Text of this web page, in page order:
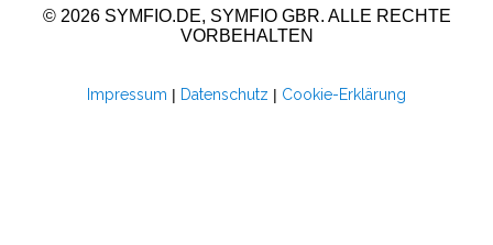
© 2026 SYMFIO.DE, SYMFIO GBR. ALLE RECHTE
VORBEHALTEN
Impressum | Datenschutz | Cookie-Erklärung